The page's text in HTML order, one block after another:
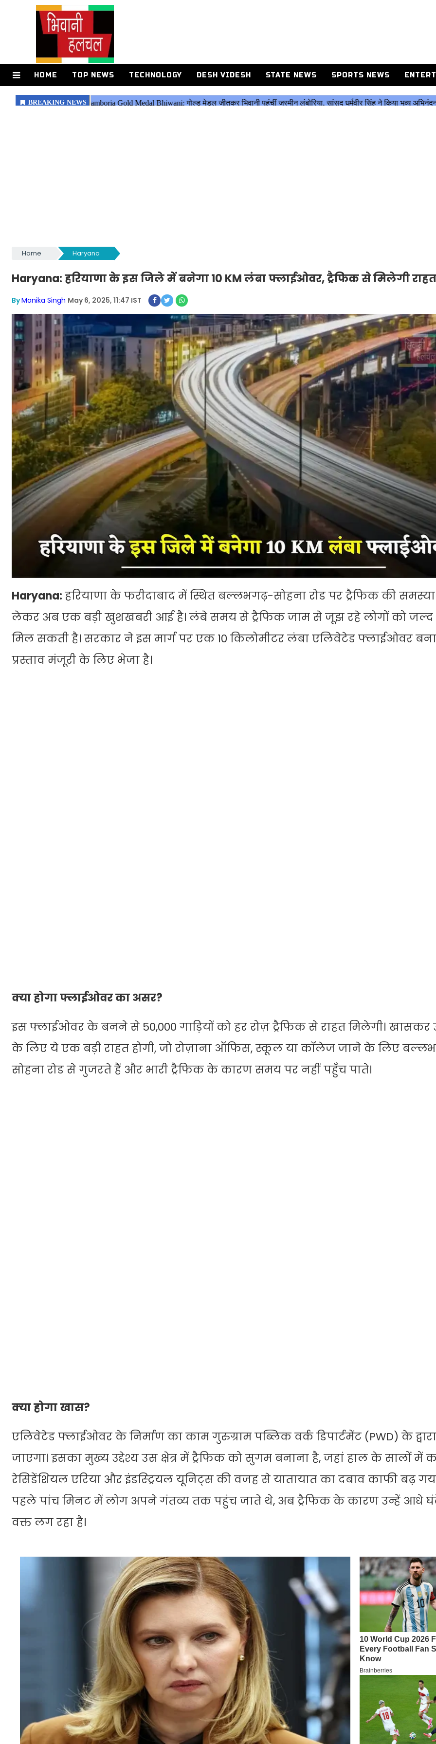
HOME TOP NEWS TECHNOLOGY DESH VIDESH STATE NEWS SPORTS NEWS
Home Haryana
Haryana: हरियाणा के इस जिले में बनेगा 10 KM लंबा फ्लाईओवर, ट्रैफिक से मिलेगी राहत
ByMonika Singh May 6, 2025, 11:47 IST
Haryana:हरियाणा के फरीदाबाद में स्थित बल्लभगढ़-सोहना रोड पर ट्रैफिक की
लेकर अब एक बड़ी खुशखबरी आई है। लंबे समय से ट्रैफिक जाम से जूझ रहे लोगों को जल्द
मिल सकती है। सरकार ने इस मार्ग पर एक 10 किलोमीटर लंबा एलिवेटेड फ्लाईओवर
प्रस्ताव मंजूरी के लिए भेजा है।
क्या होगा फ्लाईओवर का असर?
इस फ्लाईओवर के बनने से 50,000 गाड़ियों को हर रोज़ ट्रैफिक से राहत मिलेगी। खासकर
के लिए ये एक बड़ी राहत होगी, जो रोज़ाना ऑफिस, स्कूल या कॉलेज जाने के लिए
सोहना रोड से गुजरते हैं और भारी ट्रैफिक के कारण समय पर नहीं पहुँच पाते।
क्या होगा खास?
एलिवेटेड फ्लाईओवर के निर्माण का काम गुरुग्राम पब्लिक वर्क डिपार्टमेंट (PWD) के
जाएगा। इसका मुख्य उद्देश्य उस क्षेत्र में ट्रैफिक को सुगम बनाना है, जहां हाल के सालों में
रेसिडेंशियल एरिया और इंडस्ट्रियल यूनिट्स की वजह से यातायात का दबाव काफी बढ़
पहले पांच मिनट में लोग अपने गंतव्य तक पहुंच जाते थे, अब ट्रैफिक के कारण उन्हें आधे
वक्त लग रहा है।